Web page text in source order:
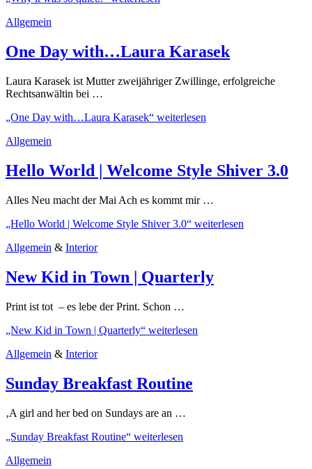
Allgemein
One Day with…Laura Karasek
Laura Karasek ist Mutter zweijähriger Zwillinge, erfolgreiche
Rechtsanwältin bei …
„One Day with…Laura Karasek“ weiterlesen
Allgemein
Hello World | Welcome Style Shiver 3.0
Alles Neu macht der Mai Ach es kommt mir …
„Hello World | Welcome Style Shiver 3.0“ weiterlesen
Allgemein & Interior
New Kid in Town | Quarterly
Print ist tot – es lebe der Print. Schon …
„New Kid in Town | Quarterly“ weiterlesen
Allgemein & Interior
Sunday Breakfast Routine
‚A girl and her bed on Sundays are an …
„Sunday Breakfast Routine“ weiterlesen
Allgemein